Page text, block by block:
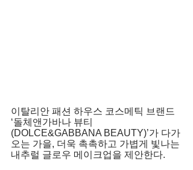
이탈리안 패션 하우스 코스메틱 브랜드
‘돌체앤가바나 뷰티
(DOLCE&GABBANA BEAUTY)’가 다가
오는 가을, 더욱 촉촉하고 가볍게 빛나는
내추럴 글로우 메이크업을 제안한다.